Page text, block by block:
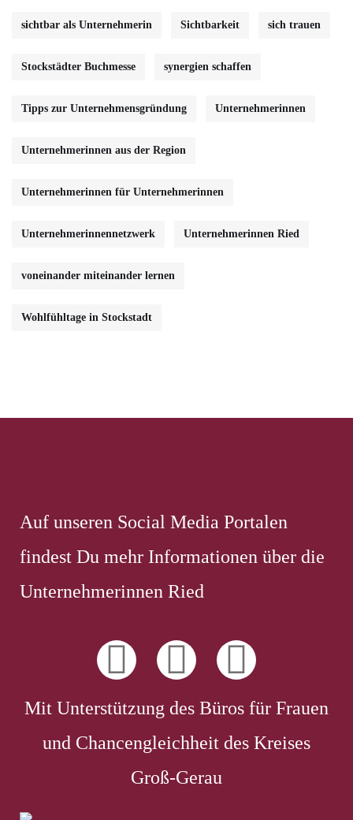
sichtbar als Unternehmerin Sichtbarkeit sich trauen
Stockstädter Buchmesse synergien schaffen
Tipps zur Unternehmensgründung Unternehmerinnen
Unternehmerinnen aus der Region
Unternehmerinnen für Unternehmerinnen
Unternehmerinnennetzwerk Unternehmerinnen Ried
voneinander miteinander lernen
Wohlfühltage in Stockstadt
Auf unseren Social Media Portalen
findest Du mehr Informationen über die
Unternehmerinnen Ried
Mit Unterstützung des Büros für Frauen
und Chancengleichheit des Kreises
Groß-Gerau